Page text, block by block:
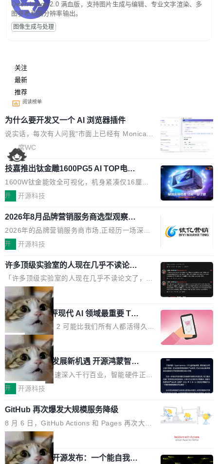
Qwen-Image-2.0 满血版，支持图片生成与编辑、专业文字渲染、多
图参考和高分辨率输出。
图像生成与处理
关注
最新
推荐
阅读榜单
为什么要开发又一个 AI 浏览器插件
说实话，每次有人问我"市面上已经有 Monica、
Sider、Copilot for Chrome 这些 AI 浏览器插件
了，你为什么还要再做一个"，我都觉得这个问题
问得好。 因为我自己也是从用户变成开发者的。
现有产品的天花板 我用过不少 AI 浏览器插件。
刚开始觉得都挺好——选中一段文字，弹出解
要。但用久了你会发现，它们本质上都是同一类
东西：一个带网页上下文的聊天框。 它们能读取
页面的文本，然后把文本丢给大模型，再返回一
段回答。仅此而已。 这当然有用，但总觉得差点
意思。比如我在一个后台管理系统里，需要填50
个表单字段，每个字段还有联动逻辑；比如我
想...
席WC
技嘉推出钛金雕1600PG5 AI TOP电
源：为发烧级主机与本地AI算力打造旗
舰供电方案
1600W钛金能效全可视化，机身紧凑仅16厘米
继2026台北电脑展首度亮相后，技嘉科技近日正
电源专为发烧级DIY主机与本地AI算力平台打
造，整机长度仅16厘米，提供1600W额定功率
与80PLUS钛金能效；支持ATX 3.1与PCIe 5.1
规范，结合服务器级元件、完善供电线材与内置
实时LCD监控屏，可充分满足当下高阶PC主机
的严苛使用需求。 澎湃功率，紧凑机身 钛金雕1
600PG5 AI TOP具备强悍输出功率，同时实现
机身尺寸大幅精简。整机长度仅16厘米，属于同
功率段机身尺寸十分紧凑的1600W电源产品。小
巧机身有效提升市面主流标准A...
开 开源科技
2026年8月品牌营销服务商选型观察：
从流量思维到品牌资产思维的范式转移
2026年的品牌营销服务商市场,正经历一场深刻
的价值重构。全球全案品牌代理机构市场从2025
复合增长率达5.44%,预计2032年将突破120亿美
元。数字广告与公共关系相关服务市场更是从20
25年的8463亿美元扩张至2026年的8763亿美
元。数字的背后是一个清晰的事实——品牌对专
业化营销服务的需求从未如此迫切。 但市场扩容
的同时,服务商的竞争逻辑正在改变。2026年Top
Agency年度合辑的观察指出,“产品”这个离消费
者最近的载体,在整个品牌营销层面的权重显著变
高了。全域营销服务商的竞争正在从规模转向深
度,案例厚度、全域覆盖、多线协同...
开 开源科技
许多顶级实验室的人现在几乎不读论文
了
「许多顶级实验室的人现在几乎不读论文了，而
且他们认为 ICLR/ICML/NeurIPS 充斥着大量过
度宣传和欺诈。」 OpenAI 研究员 Keller Jorda
n 这条推文引发了广泛讨论。他不是在说风凉
话，他是说出了一个圈内人尽皆知但很少公开捅
破的事实。 Jordan 随后补充了一句软化声明：
「我不认为这些会议上大部分论文都在过度宣传
或造假。问题是，作为读者，如果你筛选出那些
看起来最令人兴奋的论文，那它们大部分都是过
度宣传的。」 这才是真正的痛点。不是所有论文
都有问题，是最吸引眼球的那批论文最有问题。
他引用的帖子来自 Mathew Shen，一位 ICLR 2
026 的读者：「看了篇 ...
局
xAI 前工程师评现代 AI 领域最重要 Top
3 开源项目
Flash Attention 2 可能比我们所有人都活得久。
这句话不是来自某个技术博客，而是出自 Hieu
Pham 的一条推文。Hieu Pham 是谁？他是 xAI
的早期工程师之一，在 Grok 训练基础设施团队
工作过。近日他在 X 上发了一条帖子，列出了他
认为现代 AI 领域最重要的三个开源项目。 第一
理由很具体。FA 系列不需要解释，但 FA2 是他
认为最重要的一个——复杂度恰到好处，刚好能
驱动你去学 CuTe，但还没被那些"邪恶的" Hopp
er++ 优化所淹没，足够容易修改和适配。 更关
键的是 FA2 的持久性...
局
共商智能硬件发展新机遇 开源鸿蒙智能
硬件开发者日杭州站即将举行
随着万物智联加速深入千行百业，智能硬件正从
单点设备迈向智能化、网联化、协同化发展。作
鸿蒙通过统一技术底座和分布式能力，为不同类
型智能设备的开发、连接与互联提供关键支撑，
也为产业链企业探索产品创新与商业增长打开新
的空间。 8月14日，开源鸿蒙智能硬件开发者日
（OHDD：OpenHarmony Hardware Develope
开 开源科技
GitHub 再次爆发大规模服务降级
8 月 6 日，GitHub Actions 和 Pages 再次大规
模服务降级，Actions 完全不可用超过 5 小时，
webhook 停发，连自托管 runner 也因调度层故
障无法工作。Pages、Copilot code review、C
局
Prime Agent 开源发布：一个能自我改